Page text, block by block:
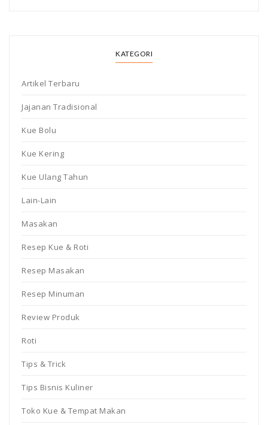
KATEGORI
Artikel Terbaru
Jajanan Tradisional
Kue Bolu
Kue Kering
Kue Ulang Tahun
Lain-Lain
Masakan
Resep Kue & Roti
Resep Masakan
Resep Minuman
Review Produk
Roti
Tips & Trick
Tips Bisnis Kuliner
Toko Kue & Tempat Makan